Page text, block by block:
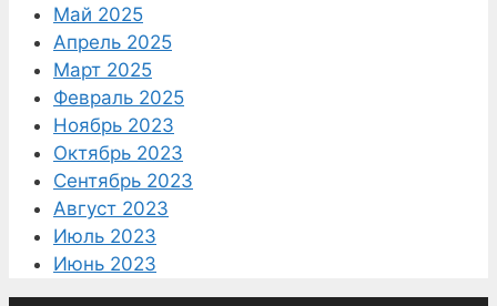
Май 2025
Апрель 2025
Март 2025
Февраль 2025
Ноябрь 2023
Октябрь 2023
Сентябрь 2023
Август 2023
Июль 2023
Июнь 2023